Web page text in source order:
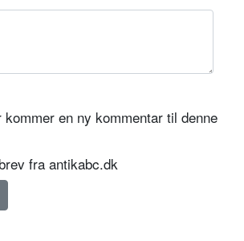
kommer en ny kommentar til denne
fra antikabc.dk